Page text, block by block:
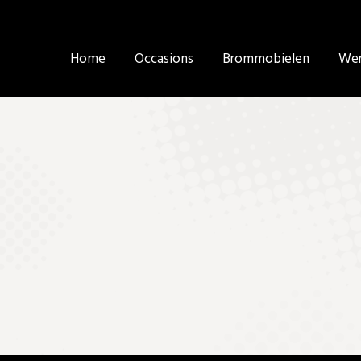
Home Occasions Brommobielen
Home Occasions Brommobielen